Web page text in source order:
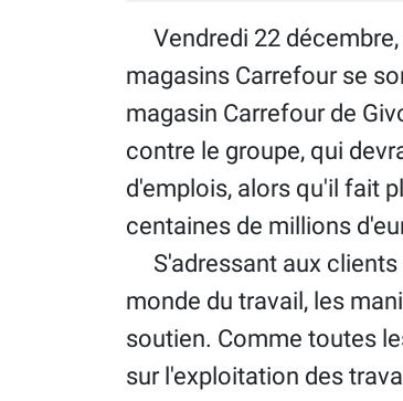
Vendredi 22
magasins Carrefour se
magasin Carrefour de
contre le groupe, qui
d'emplois, alors qu'il fait
centaines de millions
S'adressant aux clients
monde du travail, les
soutien. Comme toutes
sur l'exploitation des